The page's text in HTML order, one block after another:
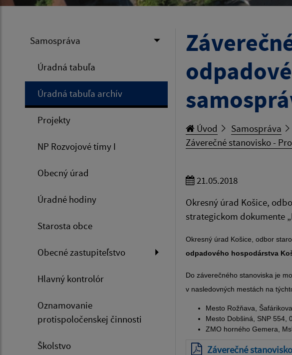
Samospráva
Úradná tabuľa
Úradná tabuľa archív
Projekty
NP Rozvojové tímy I
Obecný úrad
Úradné hodiny
Starosta obce
Obecné zastupiteľstvo
Hlavný kontrolór
Oznamovanie
protispoločenskej činnosti
Školstvo
Úvod Samospráva
Záverečné stanovisko -
21.05.2018
Okresný úrad Košice,
strategickom dokumente
Okresný úrad Košice, odbor
odpadového hospodárstva
Do záverečného stanoviska je
v nasledovných mestách na
Mesto Rožňava,
Mesto Dobšiná, SNP 554,
ZMO horného Gemera,
Záverečné